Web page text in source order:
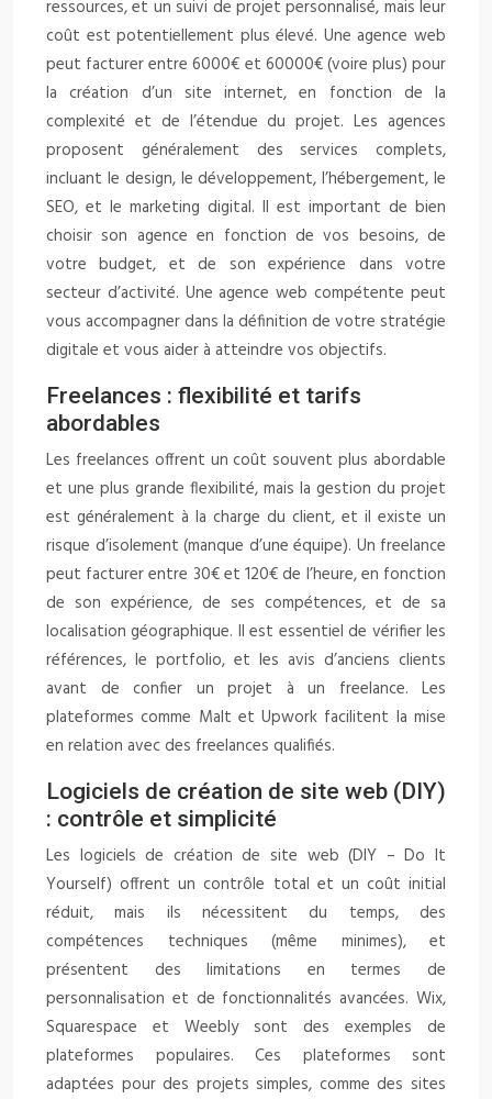
ressources, et un suivi de projet personnalisé, mais leur
coût est potentiellement plus élevé. Une agence web
peut facturer entre 6000€ et 60000€ (voire plus) pour
la création d’un site internet, en fonction de la
complexité et de l’étendue du projet. Les agences
proposent généralement des services complets,
incluant le design, le développement, l’hébergement, le
SEO, et le marketing digital. Il est important de bien
choisir son agence en fonction de vos besoins, de
votre budget, et de son expérience dans votre
secteur d’activité. Une agence web compétente peut
vous accompagner dans la définition de votre stratégie
digitale et vous aider à atteindre vos objectifs.
Freelances : flexibilité et tarifs
abordables
Les freelances offrent un coût souvent plus abordable
et une plus grande flexibilité, mais la gestion du projet
est généralement à la charge du client, et il existe un
risque d’isolement (manque d’une équipe). Un freelance
peut facturer entre 30€ et 120€ de l’heure, en fonction
de son expérience, de ses compétences, et de sa
localisation géographique. Il est essentiel de vérifier les
références, le portfolio, et les avis d’anciens clients
avant de confier un projet à un freelance. Les
plateformes comme Malt et Upwork facilitent la mise
en relation avec des freelances qualifiés.
Logiciels de création de site web (DIY)
: contrôle et simplicité
Les logiciels de création de site web (DIY – Do It
Yourself) offrent un contrôle total et un coût initial
réduit, mais ils nécessitent du temps, des
compétences techniques (même minimes), et
présentent des limitations en termes de
personnalisation et de fonctionnalités avancées. Wix,
Squarespace et Weebly sont des exemples de
plateformes populaires. Ces plateformes sont
adaptées pour des projets simples, comme des sites